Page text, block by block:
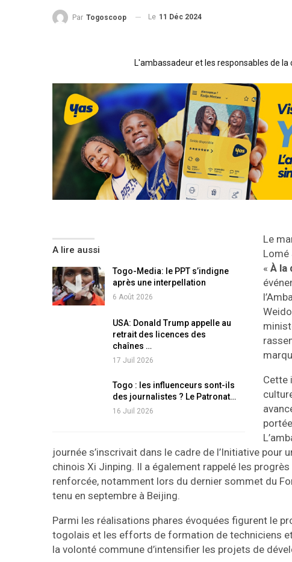
Par Togoscoop Le 11 Déc 2024
L'ambassadeur et les responsables de
A lire aussi
Togo-Media: le PPT s’indigne
après une interpellation
6 Août 2026
USA: Donald Trump appelle au
retrait des licences des
chaînes …
17 Juil 2026
Togo : les influenceurs sont-ils
des journalistes ? Le Patronat…
16 Juil 2026
Le
Lomé
« À la
Cette
journée s’inscrivait dans le cadre de l’Initiative
chinois Xi Jinping. Il a également rappelé les
renforcée, notamment lors du dernier sommet du
tenu en septembre à Beijing.
Parmi les réalisations phares évoquées figurent le
togolais et les efforts de formation de techniciens
la volonté commune d’intensifier les projets de